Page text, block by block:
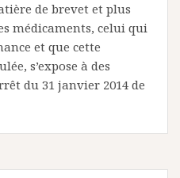
de brevet et plus
médicaments, celui qui
et que cette
s’expose à des
du 31 janvier 2014 de